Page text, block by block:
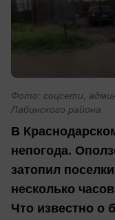
Фото: соцсети,
Лабинского района
В
непогода.
затопил
несколько
Что известно о